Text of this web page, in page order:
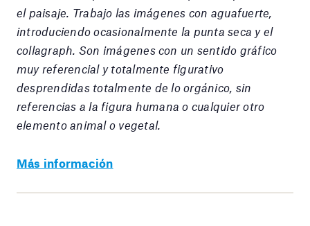
el paisaje. Trabajo las imágenes con aguafuerte,
introduciendo ocasionalmente la punta seca y el
collagraph. Son imágenes con un sentido gráfico
muy referencial y totalmente figurativo
desprendidas totalmente de lo orgánico, sin
referencias a la figura humana o cualquier otro
elemento animal o vegetal.
Más información